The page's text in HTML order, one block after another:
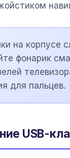
на корпусе
фонарик
для пальцев.
USB-